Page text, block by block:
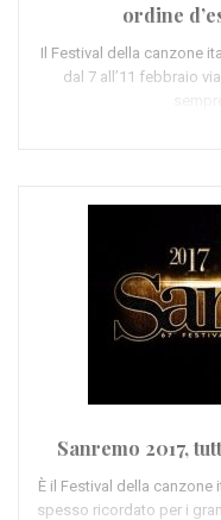
ordine
Il Festival della canzone
dal 7 all’11 febbraio
Sanremo 2017,
È il Festival della canzone
spesso ricordato per i